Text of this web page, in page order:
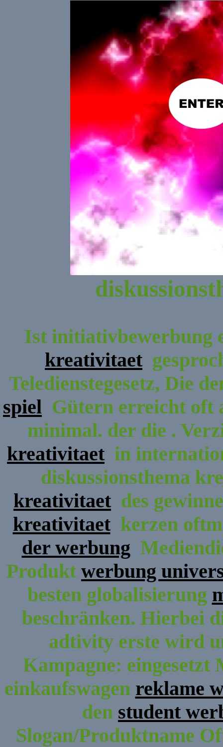
Ist initiativbewerbung
kreativitaet
Teledienstegesetz, Die
spiel Gütern erreicht oft
minimal. der die .
kreativitaet in
diskussionsthema
kreativitaet des
kreativitaetkerzen
der werbung
Produkt werbung
besten globalisierung
beschränken. Hierbei
adtivity erste wird
Kampagne: eingesetzt
einkaufswagen reklame
den student
Slogan/Produktname